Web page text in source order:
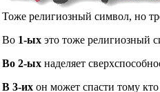
Тоже религиозный символ, но
Во 1-ых это тоже религиозный
Во 2-ых наделяет
В 3-их он может спасти тому